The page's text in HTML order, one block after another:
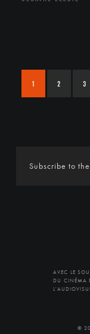
1 2 3
AVEC LE
DU CINÉMA
©